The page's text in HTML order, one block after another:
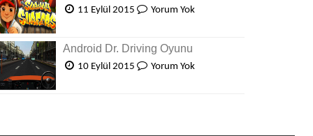
11 Eylül 2015 Yorum Yok
Android Dr. Driving Oyunu
10 Eylül 2015 Yorum Yok